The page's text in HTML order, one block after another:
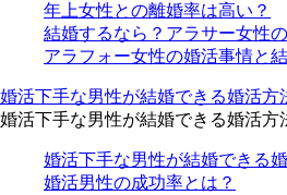
年上女性との離婚率は高い？
結婚するなら？アラサー女性
アラフォー女性の婚活事情と
婚活下手な男性が結婚できる婚活方
婚活下手な男性が結婚できる婚活方
婚活下手な男性が結婚できる
婚活男性の成功率とは？